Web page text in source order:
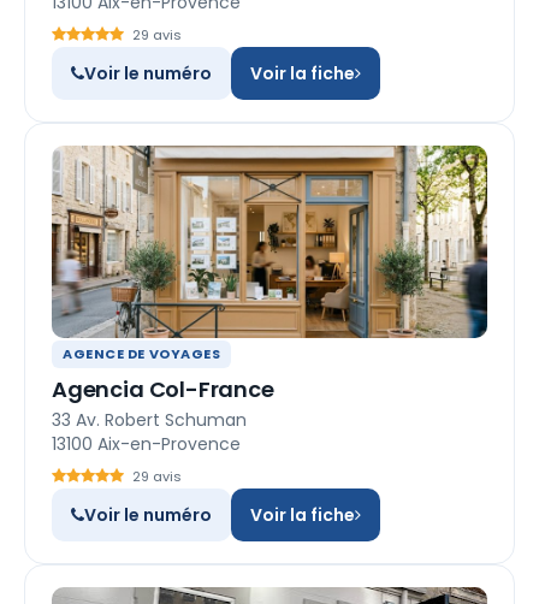
29 avis
Voir le numéro Voir la fiche
AGENCE DE VOYAGES
Agencia Col-France
33 Av. Robert Schuman
13100 Aix-en-Provence
29 avis
Voir le numéro Voir la fiche